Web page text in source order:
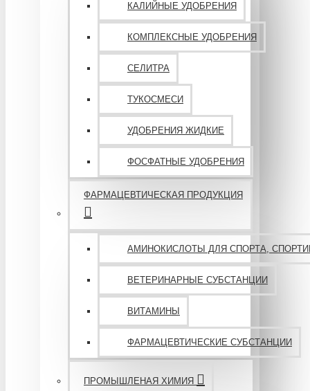
КАЛИЙНЫЕ УДОБРЕНИЯ
КОМПЛЕКСНЫЕ УДОБРЕНИЯ
СЕЛИТРА
ТУКОСМЕСИ
УДОБРЕНИЯ ЖИДКИЕ
ФОСФАТНЫЕ УДОБРЕНИЯ
ФАРМАЦЕВТИЧЕСКАЯ ПРОДУКЦИЯ
АМИНОКИСЛОТЫ ДЛЯ СПОРТА,
ВЕТЕРИНАРНЫЕ СУБСТАНЦИИ
ВИТАМИНЫ
ФАРМАЦЕВТИЧЕСКИЕ СУБСТАНЦИИ
ПРОМЫШЛЕНАЯ ХИМИЯ